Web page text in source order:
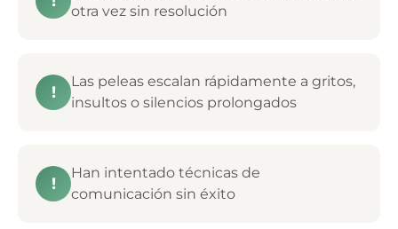
otra vez sin resolución
!
Las peleas escalan rápidamente a gritos,
insultos o silencios prolongados
!
Han intentado técnicas de
comunicación sin éxito